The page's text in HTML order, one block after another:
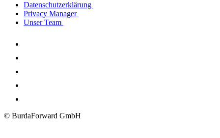
Datenschutzerklärung
Privacy Manager
Unser Team
© BurdaForward GmbH